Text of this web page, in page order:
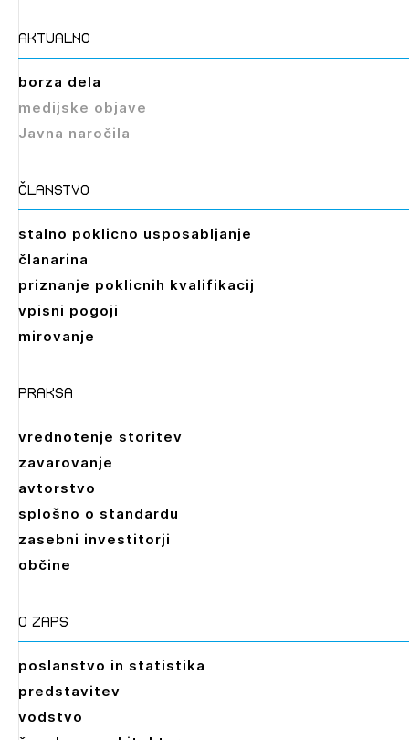
aktualno
borza dela
medijske objave
Javna naročila
članstvo
stalno poklicno usposabljanje
članarina
priznanje poklicnih kvalifikacij
vpisni pogoji
mirovanje
praksa
vrednotenje storitev
zavarovanje
avtorstvo
splošno o standardu
zasebni investitorji
občine
O zaps
poslanstvo in statistika
predstavitev
vodstvo